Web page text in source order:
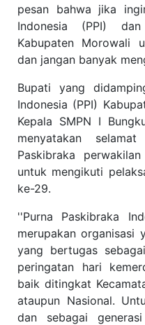
pesan bahwa jika
Indonesia (PPI)
Kabupaten Morowali
dan jangan banyak
Bupati yang
Indonesia (PPI)
Kepala SMPN I
menyatakan
Paskibraka
untuk mengikuti
ke-29.
''Purna Paskibraka
merupakan organisasi
yang bertugas
peringatan hari
baik ditingkat
ataupun Nasional.
dan sebagai